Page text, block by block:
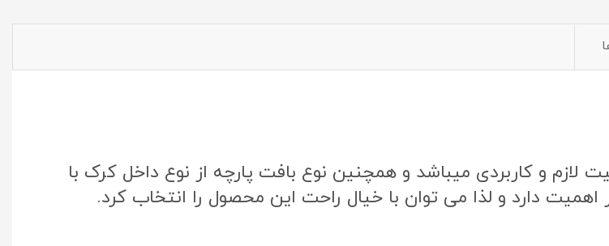
و کاربردی میباشد و همچنین نوع بافت پارچه از نوع داخل کرک با
دارد و لذا می توان با خیال راحت این محصول را انتخاب کرد.